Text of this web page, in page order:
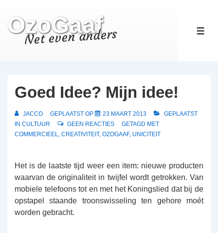
Doorgaan
naar
hoofdinhoud
OzoGaaf
Net even anders
Goed Idee? Mijn idee!
JACCO GEPLAATST OP 23 MAART 2013
GEPLAATST
IN CULTUUR GEEN REACTIES
GETAGD MET
COMMERCIEEL, CREATIVITEIT, OZOGAAF, UNICITEIT
Het is de laatste tijd weer een item: nieuwe producten
waarvan de originaliteit in twijfel wordt getrokken. Van
mobiele telefoons tot en met het Koningslied dat bij de
opstapel staande troonswisseling ten gehore moét
worden gebracht.